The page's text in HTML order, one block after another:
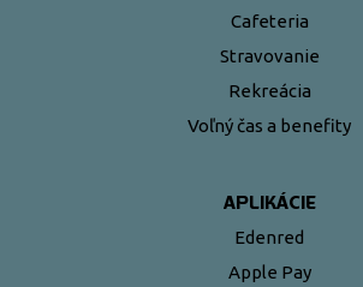
Cafeteria
Stravovanie
Rekreácia
Voľný čas a benefity
APLIKÁCIE
Edenred
Apple Pay